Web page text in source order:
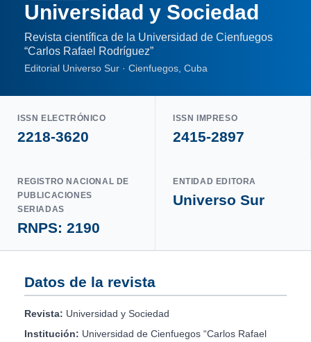
Universidad y Sociedad
Revista científica de la Universidad de Cienfuegos
“Carlos Rafael Rodríguez”
Editorial Universo Sur · Cienfuegos, Cuba
ISSN ELECTRÓNICO
2218-3620
ISSN IMPRESO
2415-2897
REGISTRO NACIONAL DE
PUBLICACIONES
SERIADAS
RNPS: 2190
ENTIDAD EDITORA
Universo Sur
Datos de la revista
Revista: Universidad y Sociedad
Institución: Universidad de Cienfuegos “Carlos Rafael